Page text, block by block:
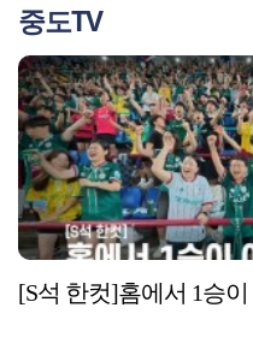
중도TV
[S석 한컷]홈에서 1승